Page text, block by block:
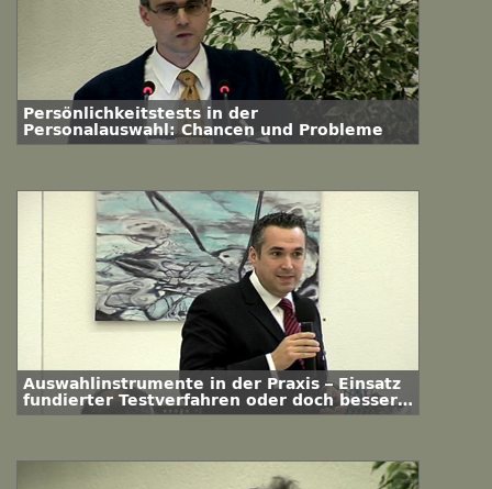
Persönlichkeitstests in der
Personalauswahl: Chancen und Probleme
Auswahlinstrumente in der Praxis – Einsatz
fundierter Testverfahren oder doch besser
Bauchgefühl?